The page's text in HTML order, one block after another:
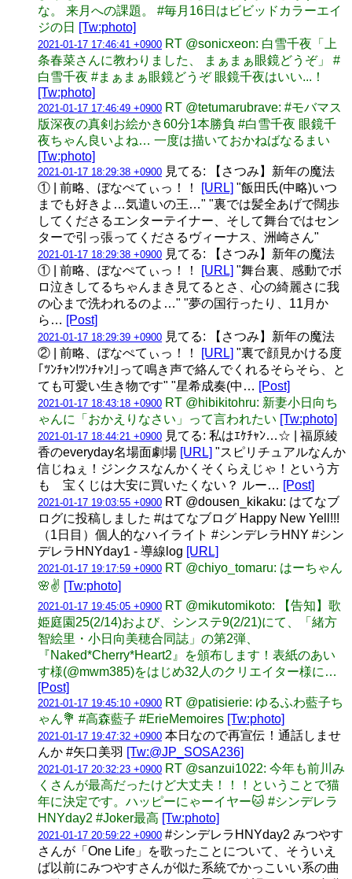
な。 来月への課題。 #毎月16日はビビッドカラーエイ
ジの日 [Tw:photo]
2021-01-17 17:46:41 +0900 RT @sonicxeon: 白雪千夜「上
条春菜さんに教わりました、 まぁまぁ眼鏡どうぞ」 #
白雪千夜 #まぁまぁ眼鏡どうぞ 眼鏡千夜はいい...！
[Tw:photo]
2021-01-17 17:46:49 +0900 RT @tetumarubrave: #モバマス
版深夜の真剣お絵かき60分1本勝負 #白雪千夜 眼鏡千
夜ちゃん良いよね… 一度は描いておかねばなるまい
[Tw:photo]
2021-01-17 18:29:38 +0900 見てる: 【さつみ】新年の魔法
① | 前略、ぼなぺてぃっ！！
[URL] "飯田氏(中略)いつ
までも好きよ…気遣いの王…" "裏では髪全あげで闊歩
してくださるエンターテイナー、そして舞台ではセン
ターで引っ張ってくださるヴィーナス、洲崎さん"
2021-01-17 18:29:38 +0900 見てる: 【さつみ】新年の魔法
① | 前略、ぼなぺてぃっ！！
[URL] "舞台裏、感動でボ
ロ泣きしてるちゃんまき見てるとさ、心の綺麗さに我
の心まで洗われるのよ…" "夢の国行ったり、11月か
ら… [Post]
2021-01-17 18:29:39 +0900 見てる: 【さつみ】新年の魔法
② | 前略、ぼなぺてぃっ！！
[URL] "裏で顔見かける度
｢ﾂﾝﾁｬﾝ!ﾂﾝﾁｬﾝ!｣って鳴き声で絡んでくれるそらそら、と
ても可愛い生き物です" "星希成奏(中… [Post]
2021-01-17 18:43:18 +0900 RT @hibikitohru: 新妻小日向ち
ゃんに「おかえりなさい」って言われたい [Tw:photo]
2021-01-17 18:44:21 +0900 見てる: 私はｴｹﾁｬﾝ…☆ | 福原綾
香のeveryday名場面劇場 [URL] "スピリチュアルなんか
信じねぇ！ジンクスなんかくそくらえじゃ！という方
も 宝くじは大安に買いたくない？ ルー… [Post]
2021-01-17 19:03:55 +0900 RT @dousen_kikaku: はてなブ
ログに投稿しました #はてなブログ Happy New Yell!!!
（1日目）個人的なハイライト #シンデレラHNY #シン
デレラHNYday1 - 導線log [URL]
2021-01-17 19:17:59 +0900 RT @chiyo_tomaru: はーちゃん
🌸✌️ [Tw:photo]
2021-01-17 19:45:05 +0900 RT @mikutomikoto: 【告知】歌
姫庭園25(2/14)および、シンステ9(2/21)にて、「緒方
智絵里・小日向美穂合同誌」の第2弾、
『Naked*Cherry*Heart2』を頒布します！表紙のあい
す様(@mwm385)をはじめ32人のクリエイター様に…
[Post]
2021-01-17 19:45:10 +0900 RT @patisierie: ゆるふわ藍子ち
ゃん💐 #高森藍子 #ErieMemoires [Tw:photo]
2021-01-17 19:47:32 +0900 本日なので再宣伝！通話しませ
んか #矢口美羽 [Tw:@JP_SOSA236]
2021-01-17 20:32:23 +0900 RT @sanzui1022: 今年も前川み
くさんが最高だったけど大丈夫！！！ということで猫
年に決定です。ハッピーにゃーイヤー🐱 #シンデレラ
HNYday2 #Joker最高 [Tw:photo]
2021-01-17 20:59:22 +0900 #シンデレラHNYday2 みつやす
さんが「One Life」を歌ったことについて、そういえ
ば以前にみつやすさんが似た系統でかっこいい系の曲